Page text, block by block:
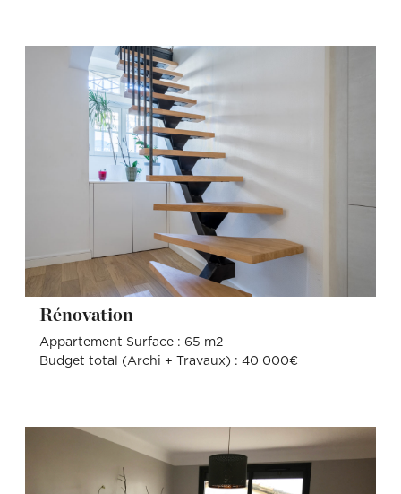
Rénovation
Appartement Surface : 65 m2
Budget total (Archi + Travaux) : 40 000€